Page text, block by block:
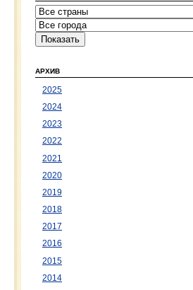
АРХИВ
2025
2024
2023
2022
2021
2020
2019
2018
2017
2016
2015
2014